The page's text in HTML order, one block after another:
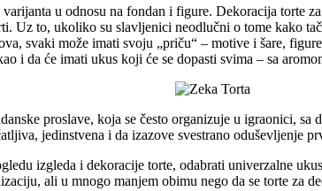
u odnosu na fondan i figure. Dekoracija torte
Uz to, ukoliko su slavljenici neodlučni o tome kako
svaki može imati svoju „priču“ – motive i šare,
i da će imati ukus koji će se dopasti svima – sa
proslave, koja se često organizuje u igraonici,
jedinstvena i da izazove svestrano oduševljenje
izgleda i dekoracije torte, odabrati univerzalne
ali u mnogo manjem obimu nego da se torte za